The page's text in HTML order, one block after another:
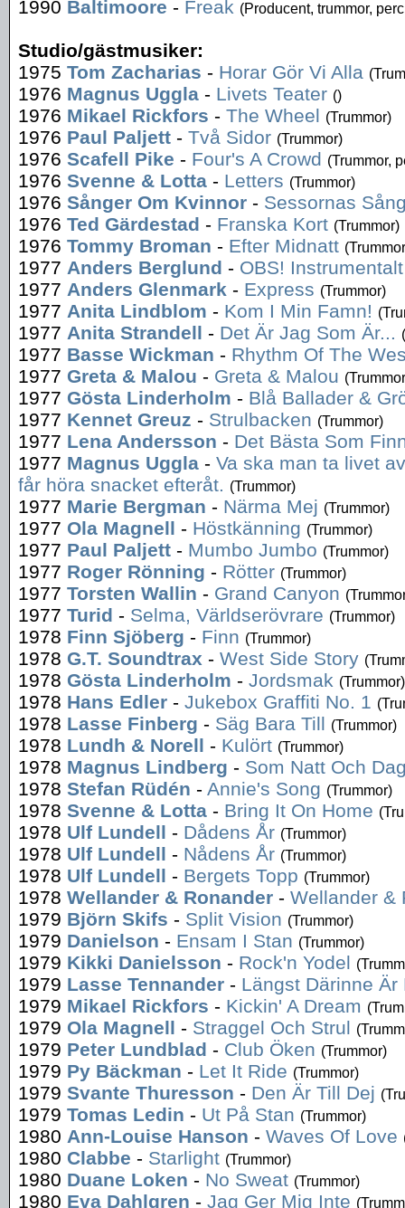
1990 Baltimoore - Freak (Producent, trummor,
Studio/gästmusiker:
1975 Tom Zacharias - Horar Gör Vi Alla
1976 Magnus Uggla - Livets Teater ()
1976 Mikael Rickfors - The Wheel (Trummor)
1976 Paul Paljett - Två Sidor (Trummor)
1976 Scafell Pike - Four's A Crowd (Trummor,
1976 Svenne & Lotta - Letters (Trummor)
1976 Sånger Om Kvinnor - Sessornas
1976 Ted Gärdestad - Franska Kort (Trummor)
1976 Tommy Broman - Efter Midnatt
1977 Anders Berglund - OBS! Instrumentalt
1977 Anders Glenmark - Express (Trummor)
1977 Anita Lindblom - Kom I Min Famn!
1977 Anita Strandell - Det Är Jag Som Är...
1977 Basse Wickman - Rhythm Of The
1977 Greta & Malou - Greta & Malou
1977 Gösta Linderholm - Blå Ballader &
1977 Kennet Greuz - Strulbacken (Trummor)
1977 Lena Andersson - Det Bästa Som
1977 Magnus Uggla - Va ska man ta livet
får höra snacket efteråt. (Trummor)
1977 Marie Bergman - Närma Mej (Trummor)
1977 Ola Magnell - Höstkänning (Trummor)
1977 Paul Paljett - Mumbo Jumbo (Trummor)
1977 Roger Rönning - Rötter (Trummor)
1977 Torsten Wallin - Grand Canyon
1977 Turid - Selma, Världserövrare (Trummor)
1978 Finn Sjöberg - Finn (Trummor)
1978 G.T. Soundtrax - West Side Story
1978 Gösta Linderholm - Jordsmak (Trummor)
1978 Hans Edler - Jukebox Graffiti No. 1
1978 Lasse Finberg - Säg Bara Till (Trummor)
1978 Lundh & Norell - Kulört (Trummor)
1978 Magnus Lindberg - Som Natt Och
1978 Stefan Rüdén - Annie's Song (Trummor)
1978 Svenne & Lotta - Bring It On Home
1978 Ulf Lundell - Dådens År (Trummor)
1978 Ulf Lundell - Nådens År (Trummor)
1978 Ulf Lundell - Bergets Topp (Trummor)
1978 Wellander & Ronander - Wellander &
1979 Björn Skifs - Split Vision (Trummor)
1979 Danielson - Ensam I Stan (Trummor)
1979 Kikki Danielsson - Rock'n Yodel
1979 Lasse Tennander - Längst Därinne
1979 Mikael Rickfors - Kickin' A Dream
1979 Ola Magnell - Straggel Och Strul
1979 Peter Lundblad - Club Öken (Trummor)
1979 Py Bäckman - Let It Ride (Trummor)
1979 Svante Thuresson - Den Är Till Dej
1979 Tomas Ledin - Ut På Stan (Trummor)
1980 Ann-Louise Hanson - Waves Of Love
1980 Clabbe - Starlight (Trummor)
1980 Duane Loken - No Sweat (Trummor)
1980 Eva Dahlgren - Jag Ger Mig Inte